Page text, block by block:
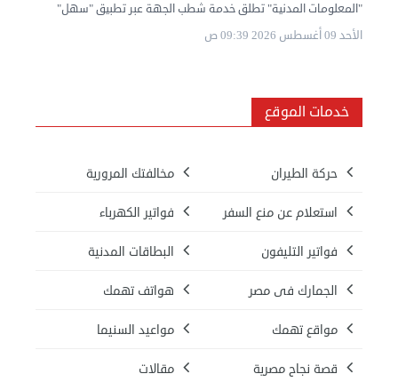
"المعلومات المدنية" تطلق خدمة شطب الجهة عبر تطبيق "سهل"
الأحد 09 أغسطس 2026 09:39 ص
خدمات الموقع
حركة الطيران مخالفتك المرورية
استعلام عن منع السفر فواتير الكهرباء
فواتير التليفون البطاقات المدنية
الجمارك فى مصر هواتف تهمك
مواقع تهمك مواعيد السنيما
قصة نجاح مصرية مقالات